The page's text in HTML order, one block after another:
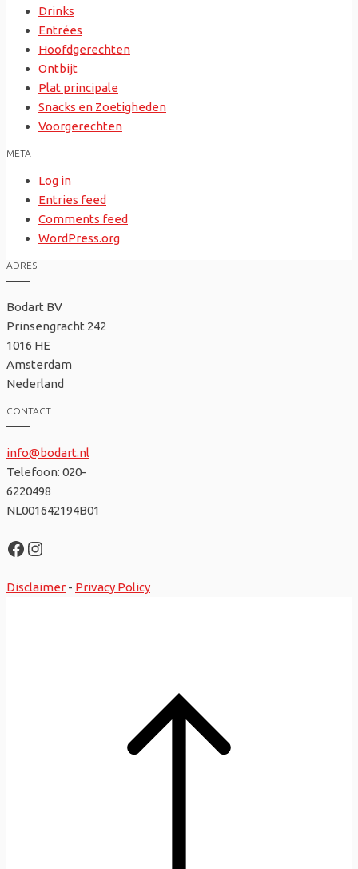
Drinks
Entrées
Hoofdgerechten
Ontbijt
Plat principale
Snacks en Zoetigheden
Voorgerechten
META
Log in
Entries feed
Comments feed
WordPress.org
ADRES
Bodart BV
Prinsengracht 242
1016 HE
Amsterdam
Nederland
CONTACT
info@bodart.nl
Telefoon: 020-
6220498
NL001642194B01
Facebook
Instagram
Disclaimer - Privacy Policy